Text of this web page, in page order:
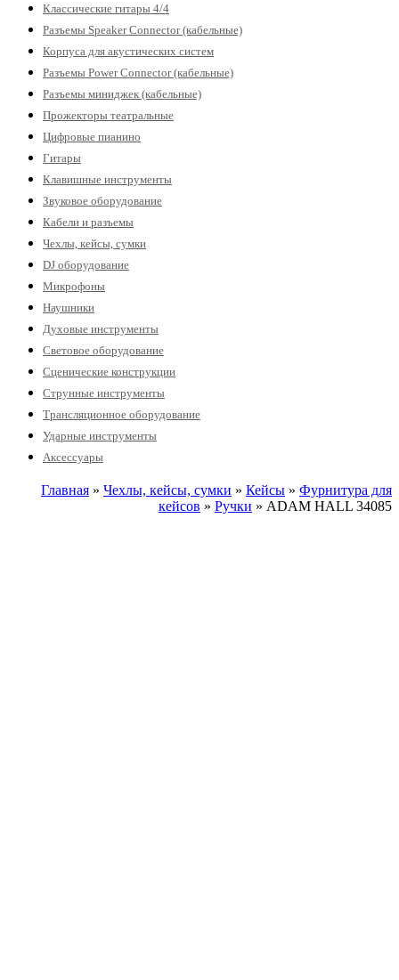
Классические гитары 4/4
Разъемы Speaker Connector (кабельные)
Корпуса для акустических систем
Разъемы Power Connector (кабельные)
Разъемы миниджек (кабельные)
Прожекторы театральные
Цифровые пианино
Гитары
Клавишные инструменты
Звуковое оборудование
Кабели и разъемы
Чехлы, кейсы, сумки
DJ оборудование
Микрофоны
Наушники
Духовые инструменты
Световое оборудование
Сценические конструкции
Струнные инструменты
Трансляционное оборудование
Ударные инструменты
Аксессуары
Главная » Чехлы, кейсы, сумки » Кейсы » Фурнитура для
кейсов » Ручки » ADAM HALL 34085